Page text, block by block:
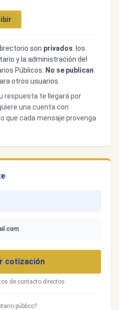
son privados: los
y la administración del
Públicos.
No se publican
otros usuarios.
respuesta te llegará por
una cuenta con
que cada mensaje provenga
cotización
de contacto directos.
público?